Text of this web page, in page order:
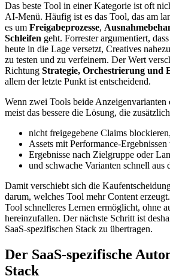
Das beste Tool in einer Kategorie ist oft
AI-Menü. Häufig ist es das Tool, das am
es um Freigabeprozesse,
Schleifen geht. Forrester argumentiert,
heute in die Lage versetzt, Creatives
zu testen und zu verfeinern. Der Wert
Richtung Strategie, Orchestrierung und
allem der letzte Punkt ist entscheidend.
Wenn zwei Tools beide Anzeigenvarianten
meist das bessere die Lösung, die
nicht freigegebene Claims blockieren,
Assets mit Performance-
Ergebnisse nach Zielgruppe oder
und schwache Varianten schnell aus
Damit verschiebt sich die
darum, welches Tool mehr Content
Tool schnelleres Lernen ermöglicht, ohne
hereinzufallen. Der nächste Schritt ist
SaaS-spezifischen Stack zu übertragen.
Der SaaS-spezifische
Stack